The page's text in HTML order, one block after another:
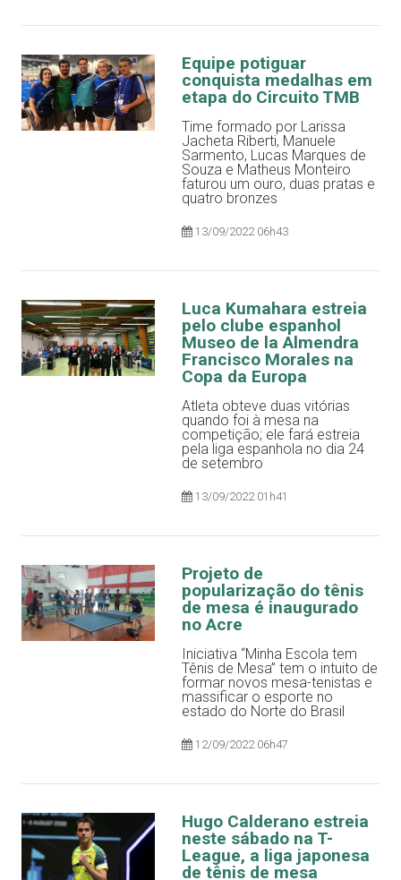
Equipe potiguar
conquista medalhas em
etapa do Circuito TMB
Time formado por Larissa
Jacheta Riberti, Manuele
Sarmento, Lucas Marques de
Souza e Matheus Monteiro
faturou um ouro, duas pratas e
quatro bronzes
13/09/2022 06h43
Luca Kumahara estreia
pelo clube espanhol
Museo de la Almendra
Francisco Morales na
Copa da Europa
Atleta obteve duas vitórias
quando foi à mesa na
competição; ele fará estreia
pela liga espanhola no dia 24
de setembro
13/09/2022 01h41
Projeto de
popularização do tênis
de mesa é inaugurado
no Acre
Iniciativa “Minha Escola tem
Tênis de Mesa” tem o intuito de
formar novos mesa-tenistas e
massificar o esporte no
estado do Norte do Brasil
12/09/2022 06h47
Hugo Calderano estreia
neste sábado na T-
League, a liga japonesa
de tênis de mesa